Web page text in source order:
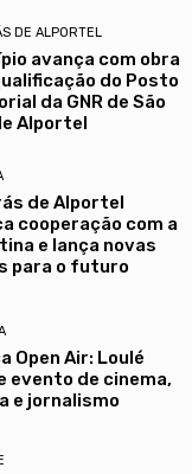
DE ALPORTEL
avança com obra
do Posto
da GNR de São
Alportel
de Alportel
cooperação com a
e lança novas
para o futuro
Open Air: Loulé
evento de cinema,
e jornalismo